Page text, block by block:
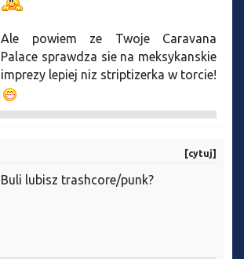
Ale powiem ze Twoje Caravana
Palace sprawdza sie na meksykanskie
imprezy lepiej niz striptizerka w torcie!
[cytuj]
Buli lubisz trashcore/punk?